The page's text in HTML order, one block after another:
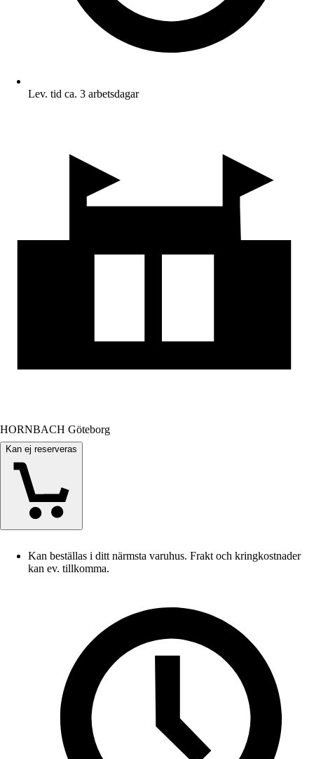
Lev. tid ca. 3 arbetsdagar
HORNBACH Göteborg
Kan ej reserveras
Kan beställas i ditt närmsta varuhus. Frakt och kringkostnader
kan ev. tillkomma.